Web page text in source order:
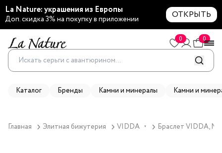
La Nature: украшения из Европы
Доп. скидка 3% на покупку в приложении ОТКРЫТЬ
0 0
Каталог Бренды Камни и минералы Камни и
Главная Элитная бижутерия VIDDA ▼ Браслет VIDDA,